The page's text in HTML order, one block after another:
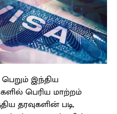
இந்திய
பெரிய மாற்றம்
தரவுகளின் படி,